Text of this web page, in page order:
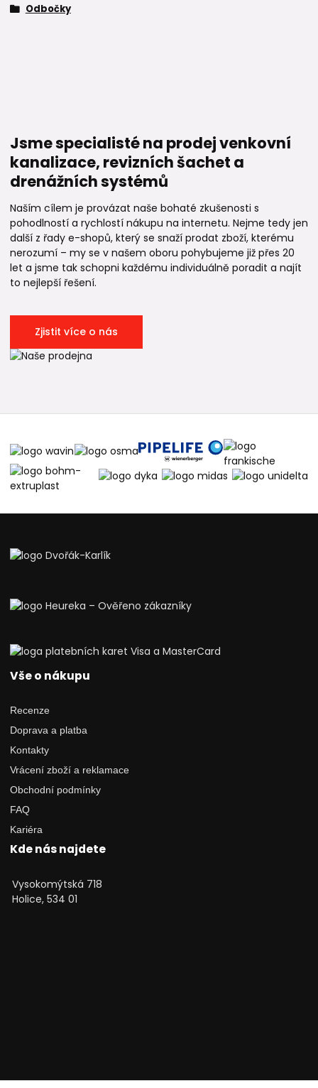
Odbočky
Jsme specialisté na prodej venkovní
kanalizace, revizních šachet a
drenážních systémů
Naším cílem je provázat naše bohaté zkušenosti s
pohodlností a rychlostí nákupu na internetu. Nejme tedy jen
další z řady e-shopů, který se snaží prodat zboží, kterému
nerozumí – my se v našem oboru pohybujeme již přes 20
let a jsme tak schopni každému individuálně poradit a najít
to nejlepší řešení.
Zjistit více o nás
Vše o nákupu
Recenze
Doprava a platba
Kontakty
Vrácení zboží a reklamace
Obchodní podmínky
FAQ
Kariéra
Kde nás najdete
Vysokomýtská 718
Holice, 534 01